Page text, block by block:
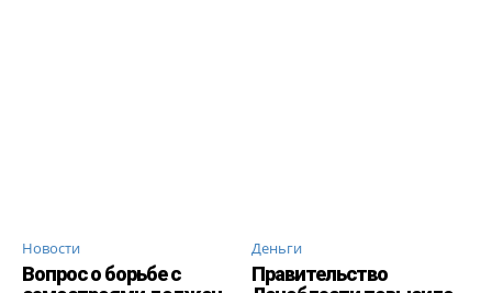
Новости
Вопрос о борьбе с
Деньги
Правительство